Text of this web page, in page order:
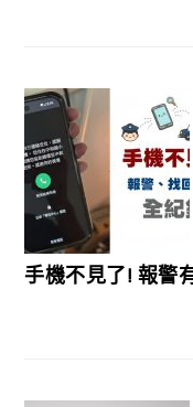
手機不見了! 報警